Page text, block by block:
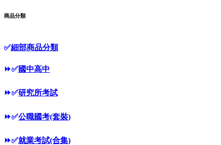
商品分類
✅細部商品分類
⏩✅國中高中
⏩✅研究所考試
⏩✅公職國考(套裝)
⏩✅就業考試(合集)